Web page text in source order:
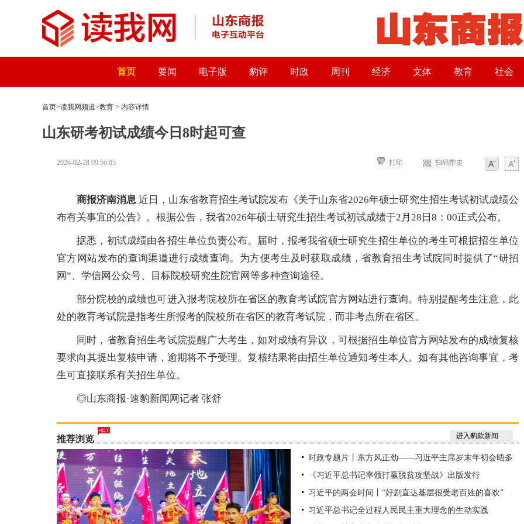
首页 要闻 电子版 豹评 时政 周刊 经济 文体 教育 社会
首页>读我网频道>教育 > 内容详情
山东研考初试成绩今日8时起可查
2026-02-28 09:56:05
扫码带走
打印
商报济南消息 近日，山东省教育招生考试院发布《关于山东省2026年硕士研究生招生考试初试成绩公
布有关事宜的公告》。根据公告，我省2026年硕士研究生招生考试初试成绩于2月28日8：00正式公布。
据悉，初试成绩由各招生单位负责公布。届时，报考我省硕士研究生招生单位的考生可根据招生单位
官方网站发布的查询渠道进行成绩查询。为方便考生及时获取成绩，省教育招生考试院同时提供了“研招
网”、学信网公众号、目标院校研究生院官网等多种查询途径。
部分院校的成绩也可进入报考院校所在省区的教育考试院官方网站进行查询。特别提醒考生注意，此
处的教育考试院是指考生所报考的院校所在省区的教育考试院，而非考点所在省区。
同时，省教育招生考试院提醒广大考生，如对成绩有异议，可根据招生单位官方网站发布的成绩复核
要求向其提出复核申请，逾期将不予受理。复核结果将由招生单位通知考生本人。如有其他咨询事宜，考
生可直接联系有关招生单位。
◎山东商报·速豹新闻网记者 张舒
推荐浏览 进入豹款新闻
时政专题片丨东方风正劲——习近平主席岁末年初会晤多
位访华领导人纪实
《习近平总书记率领打赢脱贫攻坚战》出版发行
习近平的两会时间丨“好剧直达基层很受老百姓的喜欢”
习近平总书记全过程人民民主重大理念的生动实践